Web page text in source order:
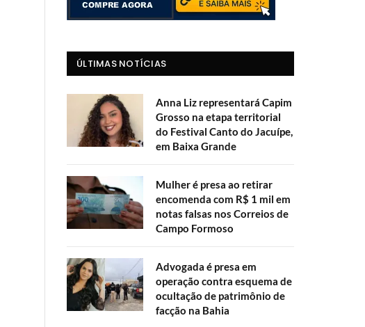
ÚLTIMAS NOTÍCIAS
Anna Liz representará Capim
Grosso na etapa territorial
do Festival Canto do Jacuípe,
em Baixa Grande
Mulher é presa ao retirar
encomenda com R$ 1 mil em
notas falsas nos Correios de
Campo Formoso
Advogada é presa em
operação contra esquema de
ocultação de patrimônio de
facção na Bahia